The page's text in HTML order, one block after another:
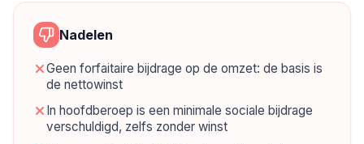
Nadelen
Geen forfaitaire bijdrage op de omzet: de basis is
de nettowinst
In hoofdberoep is een minimale sociale bijdrage
verschuldigd, zelfs zonder winst